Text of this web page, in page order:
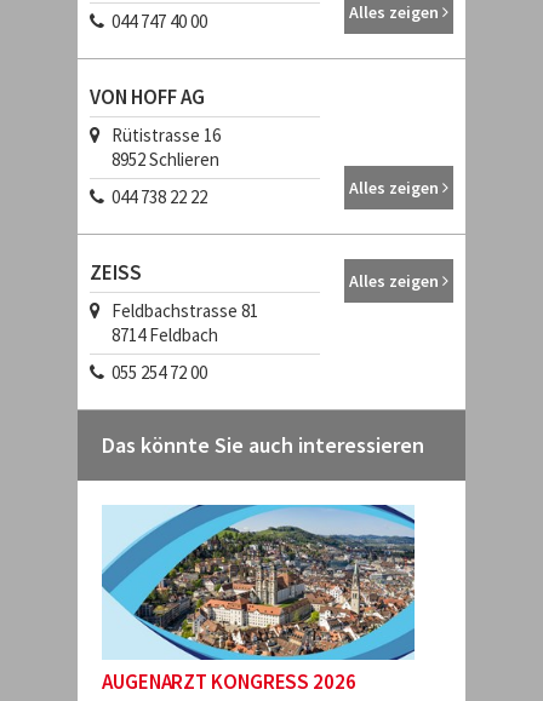
044 747 40 00
Alles zeigen
VON HOFF AG
Rütistrasse 16
8952Schlieren
044 738 22 22
Alles zeigen
ZEISS
Feldbachstrasse 81
8714 Feldbach
055 254 72 00
Alles zeigen
Das könnte Sie auch interessieren
AUGENARZT KONGRESS 2026